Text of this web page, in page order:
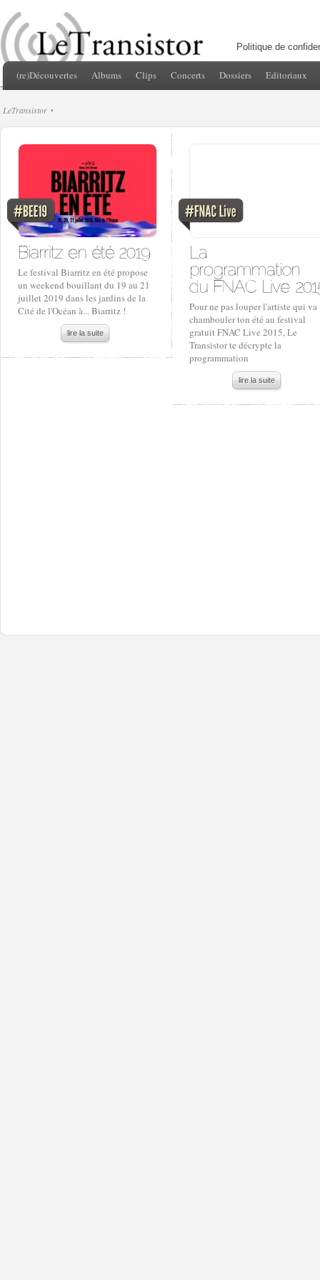
Politique de
(re)Découvertes Albums Clips Concerts Dossiers Editoriaux
LeTransistor
Le festival Biarritz en été propose
un weekend bouillant du 19 au 21
juillet 2019 dans les jardins de la
Cité de l'Océan à... Biarritz !
lire la suite
Pour ne pas louper l'artiste qui va
chambouler ton été au festival
gratuit FNAC Live 2015, Le
Transistor te décrypte la
programmation
lire la suite